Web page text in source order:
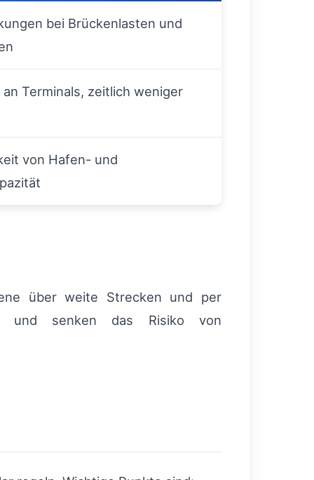
bei Brückenlasten und
Terminals, zeitlich weniger
von Hafen- und
über weite Strecken und per
und senken das Risiko von